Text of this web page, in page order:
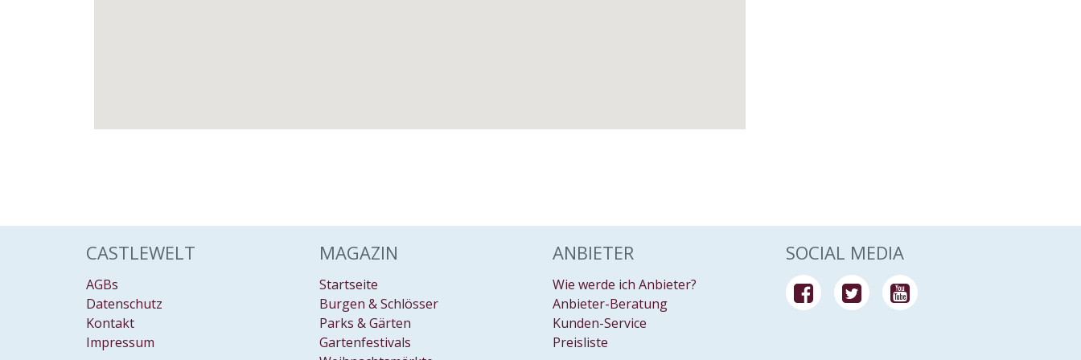
CASTLEWELT
AGBs
Datenschutz
Kontakt
Impressum
MAGAZIN
Startseite
Burgen & Schlösser
Parks & Gärten
Gartenfestivals
ANBIETER
Wie werde ich Anbieter?
Anbieter-Beratung
Kunden-Service
Preisliste
SOCIAL MEDIA